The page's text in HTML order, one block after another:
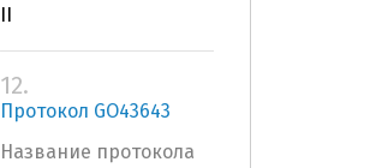
12.
Протокол GO43643
Название протокола